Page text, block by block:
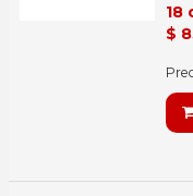
18
$